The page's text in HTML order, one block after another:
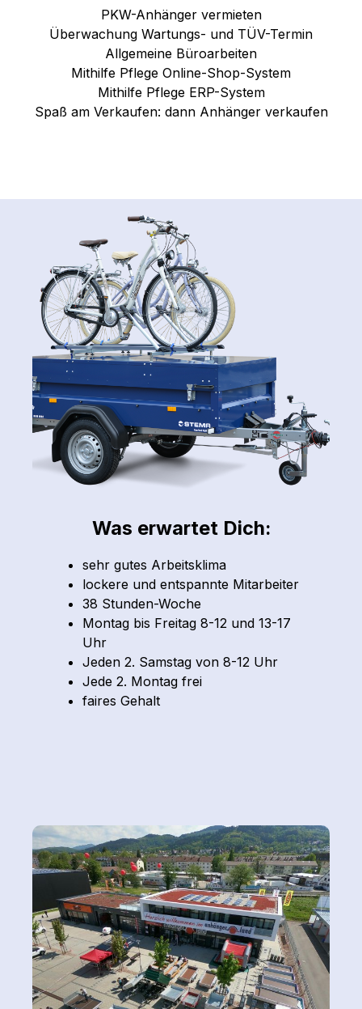
PKW-Anhänger vermieten
Überwachung Wartungs- und TÜV-Termin
Allgemeine Büroarbeiten
Mithilfe Pflege Online-Shop-System
Mithilfe Pflege ERP-System
Spaß am Verkaufen: dann Anhänger verkaufen
Was erwartet Dich:
sehr gutes Arbeitsklima
lockere und entspannte Mitarbeiter
38 Stunden-Woche
Montag bis Freitag 8-12 und 13-17
Uhr
Jeden 2. Samstag von 8-12 Uhr
Jede 2. Montag frei
faires Gehalt